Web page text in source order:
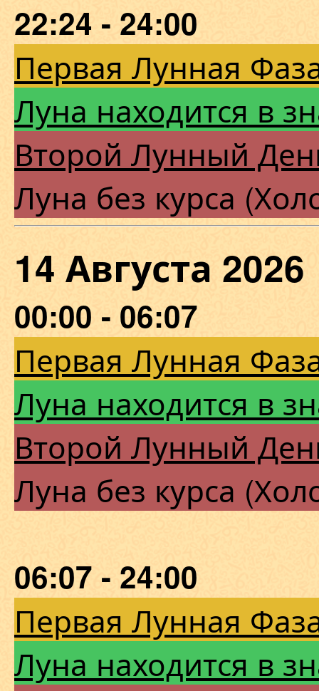
22:24 - 24:00
Первая Лунная
Луна находится в
Второй Лунный
Луна без курса
14 Августа
00:00 - 06:07
Первая Лунная
Луна находится в
Второй Лунный
Луна без курса
06:07 - 24:00
Первая Лунная
Луна находится в